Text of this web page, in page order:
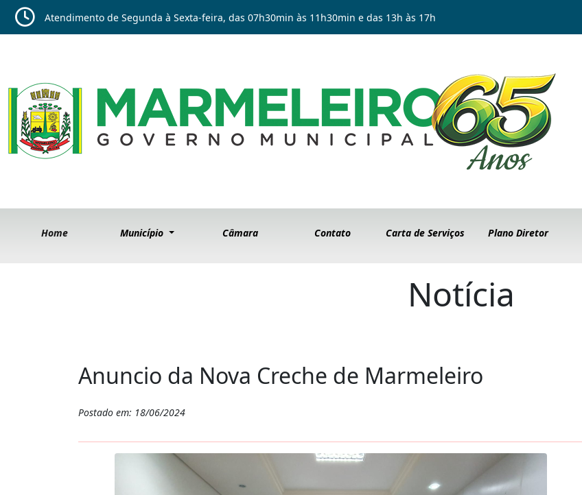
Atendimento de Segunda à Sexta-feira, das 07h30min às 11h30min e das 13h às 17h
Home Município Câmara Contato Carta de Serviços Plano Diretor
Notícia
Anuncio da Nova Creche de Marmeleiro
Postado em: 18/06/2024